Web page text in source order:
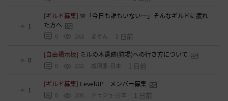
1
[ギルド募集] 🌸「今日も誰もいない…」そんなギルドに疲れ
た方へ
0 243 まそん 1 日前
0
[自由掲示板] ミルの木遺跡(狩場)への行き方について
0 232 威璃亜-日本 1 日前
1
[ギルド募集] LevelUP メンバー募集
0 205 ドゥジュ-日本 1 日前